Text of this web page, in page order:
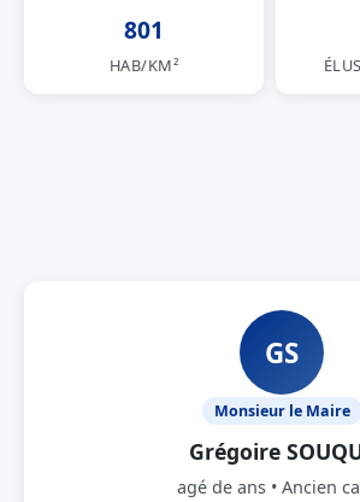
801
HAB/KM²
GS
Monsieur le Maire
Grégoire
agé de ans • Ancien